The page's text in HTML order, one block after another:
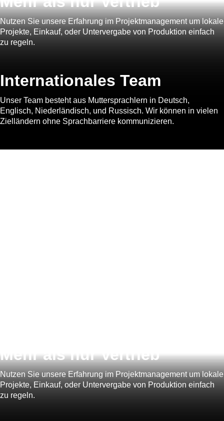
Nutzen Sie unsere Erfahrung im Projektmanagement um lokale
Projekte, Einkauf, oder Untervergabe von Produktion einfach
zu regeln.
Internationales Team
Unser Team besteht aus Muttersprachlern in Deutsch,
Englisch, Niederländisch, und Russisch. Wir können in vielen
Zielländern ohne Sprachbarriere kommunizieren.
Mehr alsnur Vertrieb
Nutzen Sie unsere Erfahrung im Projektmanagement um lokale
Projekte, Einkauf, oder Untervergabe von Produktion einfach
zu regeln.